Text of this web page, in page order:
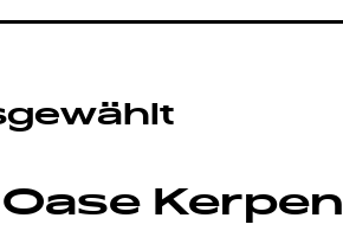
Kerpen